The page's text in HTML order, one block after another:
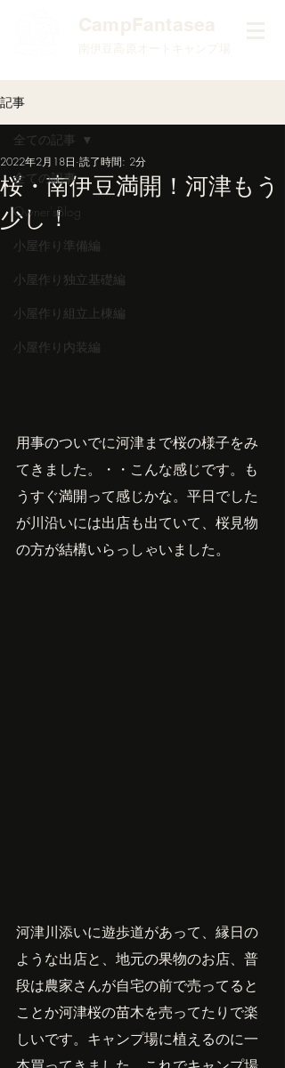
​CampFantasea
南伊豆高原オートキャンプ場
記事
全ての記事
Owner'sBlog
小屋作り準備編
小屋作り独立基礎編
小屋作り組立上棟編
小屋作り内装編
全ての記事
桜・南伊豆満開！河津もう
少し！
2022年2月18日 読了時間: 2分
用事のついでに河津まで桜の様子をみ
てきました。・・こんな感じです。も
うすぐ満開って感じかな。平日でした
が川沿いには出店も出ていて、桜見物
の方が結構いらっしゃいました。
河津川添いに遊歩道があって、縁日の
ような出店と、地元の果物のお店、普
段は農家さんが自宅の前で売ってると
ことか河津桜の苗木を売ってたりで楽
しいです。キャンプ場に植えるのに一